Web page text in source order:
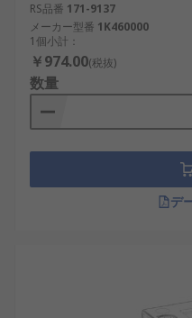
に使用できる電圧と電流の
リレーカバーは
に使用されますか
リレーカバーは、屋内と
レーを覆うために使用さ
農場、病院、スタジオな
使用されています。
リレーカバー
RS品番 171-9137
メーカー型番 1K460000
1個小計：
￥974.00(税抜)
数量
デ